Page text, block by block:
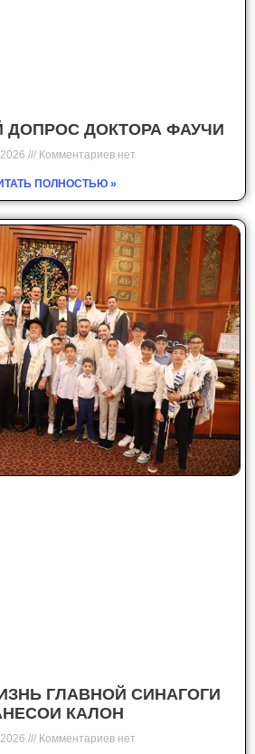
ДОКТОРА ФАУЧИ
Комментариев нет
ПОЛНОСТЬЮ »
ГЛАВНОЙ СИНАГОГИ
КАЛОН
Комментариев нет